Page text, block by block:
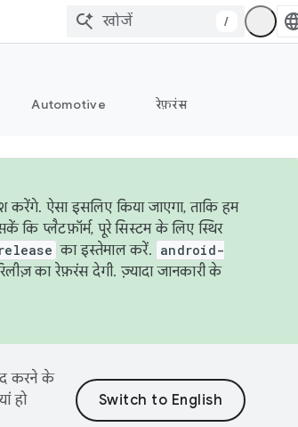
/
Automotive रेफ़रंस
करेंगे. ऐसा इसलिए किया जाएगा, ताकि हम
प्लैटफ़ॉर्म, पूरे सिस्टम के लिए स्थिर
का इस्तेमाल करें. android-
का रेफ़रंस देगी. ज़्यादा जानकारी के
करने के
हो